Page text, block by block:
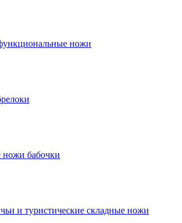
ножи
ножи бабочки
и туристические складные ножи